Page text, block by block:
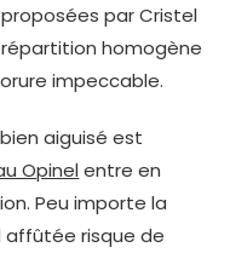
par Cristel
répartition homogène
impeccable.
aiguisé est
Opinel entre en
Peu importe la
risque de